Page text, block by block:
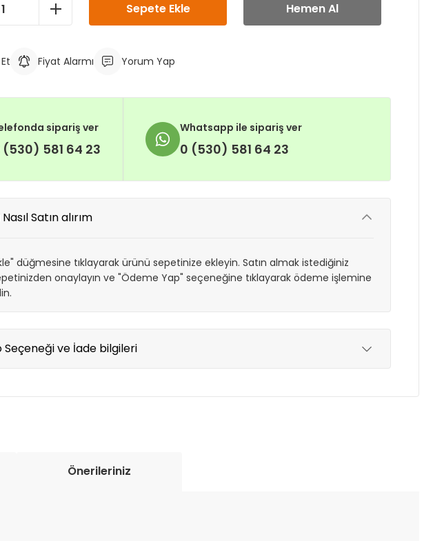
Sepete Ekle Hemen Al
Fiyat Alarmı Yorum Yap
sipariş ver
(530) 581 64 23
Whatsapp ile sipariş ver
0 (530) 581 64 23
Satın alırım
düğmesine tıklayarak ürünü sepetinize ekleyin. Satın almak istediğiniz
onaylayın ve "Ödeme Yap" seçeneğine tıklayarak ödeme işlemine
Seçeneği ve İade bilgileri
Önerileriniz